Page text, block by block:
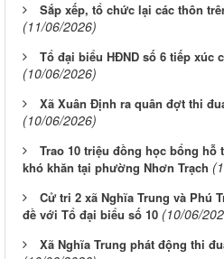
Sắp xếp, tổ chức lại các thôn
(11/06/2026)
Tổ đại biểu HĐND số 6 tiếp xúc
(10/06/2026)
Xã Xuân Định ra quân đợt thi
(10/06/2026)
Trao 10 triệu đồng học bổng
khó khăn tại phường Nhơn Trạch
Cử tri 2 xã Nghĩa Trung và Phú
đề với Tổ đại biểu số 10 (10/06/
Xã Nghĩa Trung phát động thi